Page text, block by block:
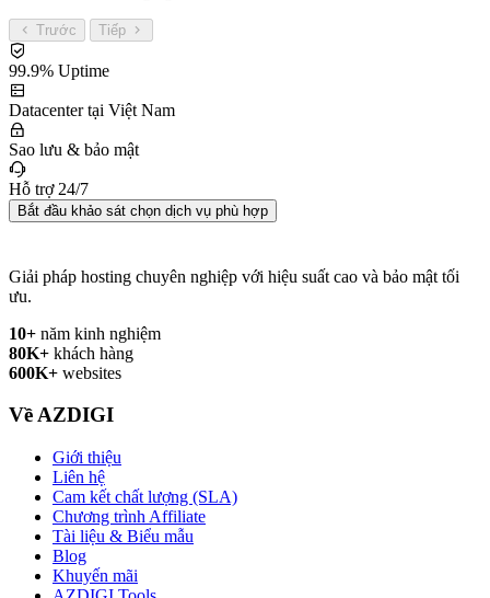
Trước Tiếp
99.9% Uptime
Datacenter tại Việt Nam
Sao lưu & bảo mật
Hỗ trợ 24/7
Bắt đầu khảo sát chọn dịch vụ phù hợp
Giải pháp hosting chuyên nghiệp với hiệu suất cao và bảo mật tối
ưu.
10+ năm kinh nghiệm
80K+ khách hàng
600K+ websites
Về AZDIGI
Giới thiệu
Liên hệ
Cam kết chất lượng (SLA)
Chương trình Affiliate
Tài liệu & Biểu mẫu
Blog
Khuyến mãi